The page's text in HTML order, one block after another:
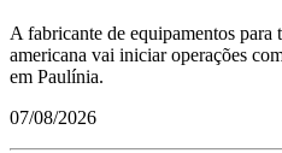
A fabricante de equipamentos para
americana vai iniciar operações
em Paulínia.
07/08/2026